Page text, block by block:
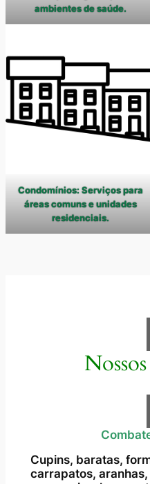
ambientes de saúde.
Condomínios: Serviços para
áreas comuns e unidades
residenciais.
Cupins, baratas,
carrapatos,